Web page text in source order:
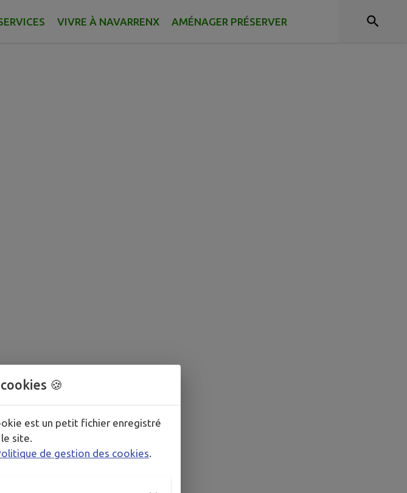
VIVRE À NAVARRENX AMÉNAGER PRÉSERVER
🍪
est un petit fichier enregistré
site.
de gestion des cookies